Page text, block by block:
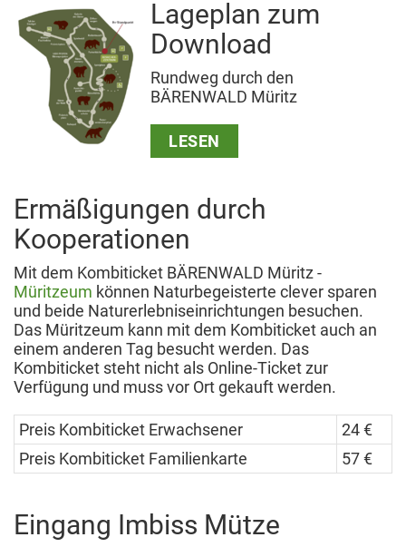
Lageplan zum
Download
Rundweg durch den
BÄRENWALD Müritz
LESEN
Ermäßigungen durch
Kooperationen
Mit dem Kombiticket BÄRENWALD Müritz -
Müritzeum können Naturbegeisterte clever sparen
und beide Naturerlebniseinrichtungen besuchen.
Das Müritzeum kann mit dem Kombiticket auch an
einem anderen Tag besucht werden. Das
Kombiticket steht nicht als Online-Ticket zur
Verfügung und muss vor Ort gekauft werden.
Preis Kombiticket Erwachsener
24 €
Preis Kombiticket Familienkarte
57 €
Eingang Imbiss Mütze